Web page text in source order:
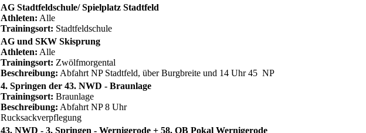
AG Stadtfeldschule/ Spielplatz Stadtfeld
Athleten: Alle
Trainingsort: Stadtfeldschule
AG und SKW Skisprung
Athleten: Alle
Trainingsort: Zwölfmorgental
Beschreibung: Abfahrt NP Stadtfeld, über Burgbreite und 14 Uhr 45 NP
4. Springen der 43. NWD - Braunlage
Trainingsort: Braunlage
Beschreibung: Abfahrt NP 8 Uhr
Rucksackverpflegung
43. NWD - 3. Springen - Wernigerode + 58. OB Pokal Wernigerode